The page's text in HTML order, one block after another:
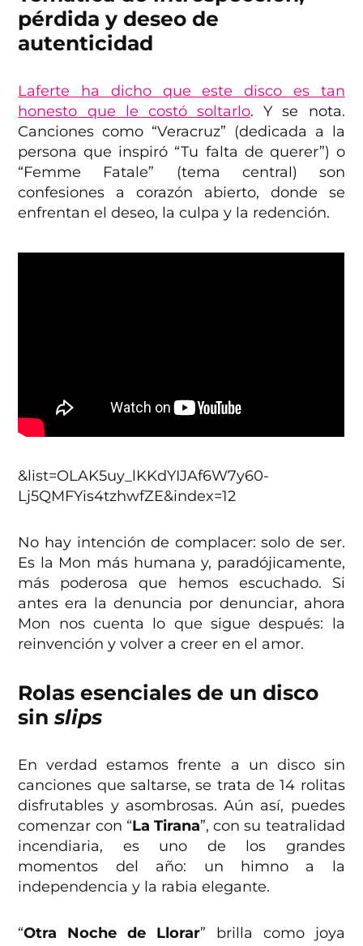
pérdida y deseo de
autenticidad
Laferte ha dicho que este disco es tan
honesto que le costó soltarlo. Y se nota.
Canciones como “Veracruz” (dedicada a la
persona que inspiró “Tu falta de querer”) o
“Femme Fatale” (tema central) son
confesiones a corazón abierto, donde se
enfrentan el deseo, la culpa y la redención.
&list=OLAK5uy_lKKdYIJAf6W7y60-
Lj5QMFYis4tzhwfZE&index=12
No hay intención de complacer: solo de ser.
Es la Mon más humana y, paradójicamente,
más poderosa que hemos escuchado. Si
antes era la denuncia por denunciar, ahora
Mon nos cuenta lo que sigue después: la
reinvención y volver a creer en el amor.
Rolas esenciales de un disco
sinslips
En verdad estamos frente a un disco sin
canciones que saltarse, se trata de 14 rolitas
disfrutables y asombrosas. Aún así, puedes
comenzar con “La Tirana”, con su teatralidad
incendiaria, es uno de los grandes
momentos del año: un himno a la
independencia y la rabia elegante.
“Otra Noche de Llorar” brilla como joya